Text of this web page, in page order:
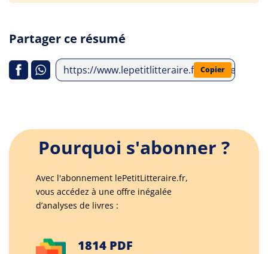
Partager ce résumé
https://www.lepetitlitteraire.fr/analyses-
Copier
Pourquoi s'abonner ?
Avec l'abonnement lePetitLitteraire.fr,
vous accédez à une offre inégalée
d’analyses de livres :
1814 PDF